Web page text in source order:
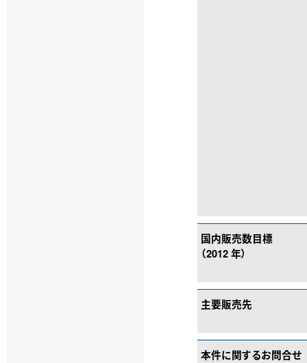
国内販売数目標
（2012 年）
主要販売先
本件に関するお問合せ